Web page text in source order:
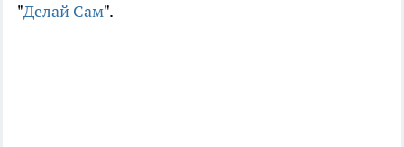
"Делай Сам".